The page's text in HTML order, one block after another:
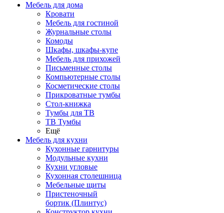
Мебель для дома
Кровати
Мебель для гостиной
Журнальные столы
Комоды
Шкафы, шкафы-купе
Мебель для прихожей
Письменные столы
Компьютерные столы
Косметические столы
Прикроватные тумбы
Стол-книжка
Тумбы для ТВ
ТВ Тумбы
Ещё
Мебель для кухни
Кухонные гарнитуры
Модульные кухни
Кухни угловые
Кухонная столешница
Мебельные щиты
Пристеночный
бортик (Плинтус)